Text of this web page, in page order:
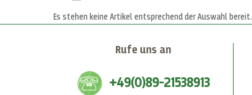
Es stehen keine Artikel entsprechend der Auswahl bereit.
Rufe uns an
+49(0)89-21538913